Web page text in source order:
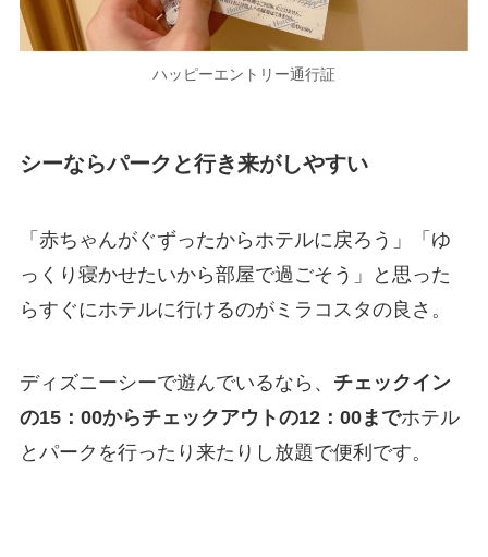
ハッピーエントリー通行証
シーならパークと行き来がしやすい
「赤ちゃんがぐずったからホテルに戻ろう」「ゆ
っくり寝かせたいから部屋で過ごそう」と思った
らすぐにホテルに行けるのがミラコスタの良さ。
ディズニーシーで遊んでいるなら、 チェックイン
の15：00からチェックアウトの12：00までホテル
とパークを行ったり来たりし放題で便利です。